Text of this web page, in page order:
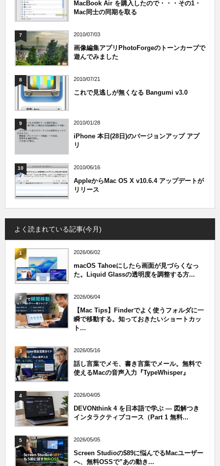
MacBook Air を購入したので・・・その1・
Mac同士の同期を取る
7 2010/07/03
画像編集アプリPhotoForgeのトーンカーブで
遊んでみました
8 2010/07/21
これで見逃しが無くなる Bangumi v3.0
9 2010/01/28
iPhone 本日(28日)のバージョンアップ アプ
リ
10 2010/06/16
AppleからMac OS X v10.6.4 アップデートが
リリース
よく読まれている記事(今月)
1 2026/06/02
macOS Tahoeにしたら画面が見づらくなっ
た。Liquid Glassの透明度を調整する方...
2 2026/06/04
【Mac Tips】Finderでよく使うフォルダに一
瞬で移動する。知っておきたいショートカッ
ト...
3 2026/05/16
話し言葉でメモ、書き言葉でメール。無料で
使えるMacの音声入力『TypeWhisper』
4 2026/04/05
DEVONthink 4 を日本語で学ぶ — 図解つき
インタラクティブコース（Part 1 無料...
5 2026/05/05
Screen Studioの$89に悩んでるMacユーザー
へ、無料OSSで”あの動き...